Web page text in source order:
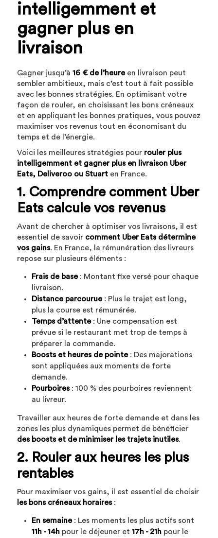
intelligemment et
gagner plus en
livraison
Gagner jusqu’à16 € de l’heureen livraison peut
sembler ambitieux, mais c’est tout à fait possible
avec les bonnes stratégies. En optimisant votre
façon de rouler, en choisissant les bons créneaux
et en appliquant les bonnes pratiques, vous pouvez
maximiser vos revenus tout en économisant du
temps et de l’énergie.
Voici les meilleures stratégies pour rouler plus
intelligemment et gagner plus en livraison Uber
Eats, Deliveroo ou Stuart en France.
1. Comprendre comment Uber
Eats calcule vos revenus
Avant de chercher à optimiser vos livraisons, il est
essentiel de savoir comment Uber Eats détermine
vos gains. En France, la rémunération des livreurs
repose sur plusieurs éléments :
Frais de base: Montant fixe versé pour chaque
livraison.
Distance parcourue: Plus le trajet est long,
plus la course est rémunérée.
Temps d’attente: Une compensation est
prévue si le restaurant met trop de temps à
préparer la commande.
Boosts et heures de pointe: Des majorations
sont appliquées aux moments de forte
demande.
Pourboires: 100 % des pourboires reviennent
au livreur.
Travailler aux heures de forte demande et dans les
zones les plus dynamiques permet de bénéficier
des boosts et de minimiser les trajets inutiles.
2. Rouler aux heures les plus
rentables
Pour maximiser vos gains, il est essentiel de choisir
les bons créneaux horaires:
En semaine: Les moments les plus actifs sont
11h - 14h pour le déjeuner et17h - 21h pour le